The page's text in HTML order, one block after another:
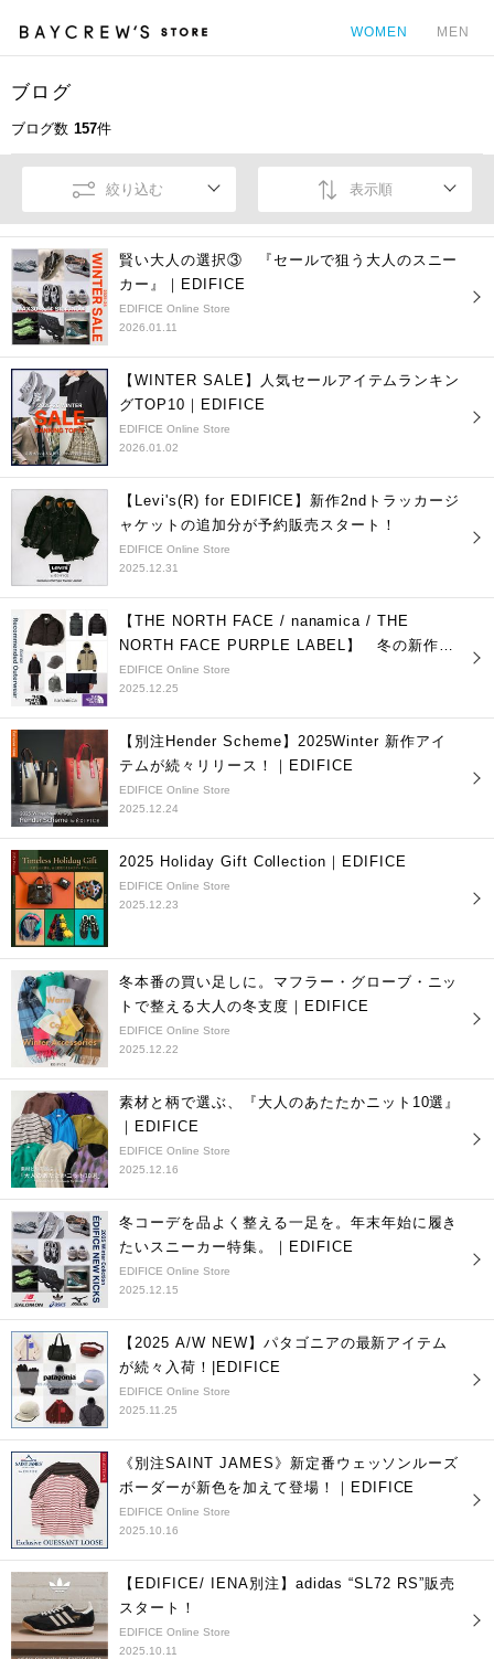
WOMEN MEN
ブログ
ブログ数 157件
絞り込む 表示順
賢い大人の選択③ 『セールで狙う大人のスニー
カー』｜EDIFICE
EDIFICE Online Store
2026.01.11
【WINTER SALE】人気セールアイテムランキン
グTOP10｜EDIFICE
EDIFICE Online Store
2026.01.02
【Levi's(R) for EDIFICE】新作2ndトラッカージ
ャケットの追加分が予約販売スタート！
EDIFICE Online Store
2025.12.31
【THE NORTH FACE / nanamica / THE
NORTH FACE PURPLE LABEL】 冬の新作コ
レクション
EDIFICE Online Store
2025.12.25
【別注Hender Scheme】2025Winter 新作アイ
テムが続々リリース！｜EDIFICE
EDIFICE Online Store
2025.12.24
2025 Holiday Gift Collection｜EDIFICE
EDIFICE Online Store
2025.12.23
冬本番の買い足しに。マフラー・グローブ・ニッ
トで整える大人の冬支度｜EDIFICE
EDIFICE Online Store
2025.12.22
素材と柄で選ぶ、『大人のあたたかニット10選』
｜EDIFICE
EDIFICE Online Store
2025.12.16
冬コーデを品よく整える一足を。年末年始に履き
たいスニーカー特集。｜EDIFICE
EDIFICE Online Store
2025.12.15
【2025 A/W NEW】パタゴニアの最新アイテム
が続々入荷！|EDIFICE
EDIFICE Online Store
2025.11.25
《別注SAINT JAMES》新定番ウェッソンルーズ
ボーダーが新色を加えて登場！｜EDIFICE
EDIFICE Online Store
2025.10.16
【EDIFICE/ IENA別注】adidas “SL72 RS”販売
スタート！
EDIFICE Online Store
2025.10.11